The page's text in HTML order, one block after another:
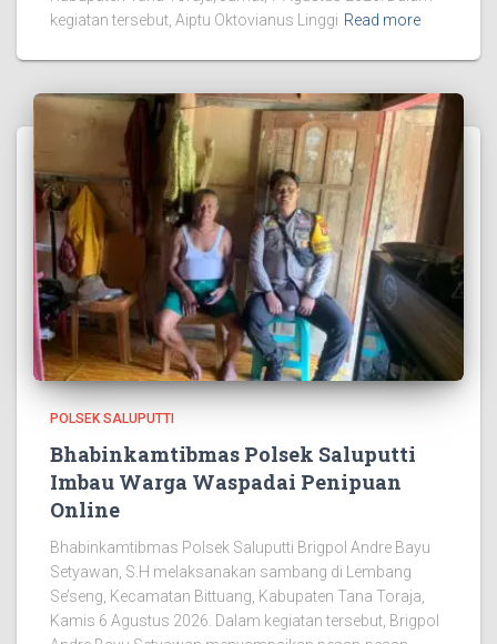
kegiatan tersebut, Aiptu Oktovianus Linggi Read more
POLSEK SALUPUTTI
Bhabinkamtibmas Polsek Saluputti
Imbau Warga Waspadai Penipuan
Online
Bhabinkamtibmas Polsek Saluputti Brigpol Andre Bayu
Setyawan, S.H melaksanakan sambang di Lembang
Se’seng, Kecamatan Bittuang, Kabupaten Tana Toraja,
Kamis 6 Agustus 2026. Dalam kegiatan tersebut, Brigpol